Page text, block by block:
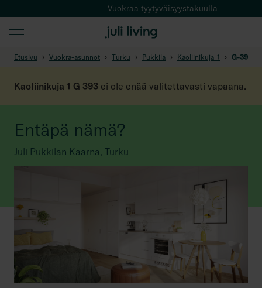
Vuokraa tyytyväisyystakuulla
Etusivu Vuokra-asunnot Turku Pukkila Kaoliinikuja_1 G-393
Kaoliinikuja 1 G 393 ei ole enää valitettavasti vapaana.
Entäpä nämä?
Juli Pukkilan Kaarna, Turku